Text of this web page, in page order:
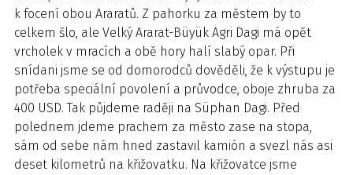
k focení obou Araratů. Z pahorku za městem by to
celkem šlo, ale Velký Ararat-Büyük Agri Dagi má opět
vrcholek v mracích a obě hory halí slabý opar. Při
snídani jsme se od domorodců dověděli, že k výstupu je
potřeba speciální povolení a průvodce, oboje zhruba za
400 USD. Tak půjdeme raději na Süphan Dagi. Před
polednem jdeme prachem za město zase na stopa,
sám od sebe nám hned zastavil kamión a svezl nás asi
deset kilometrů na křižovatku. Na křižovatce jsme